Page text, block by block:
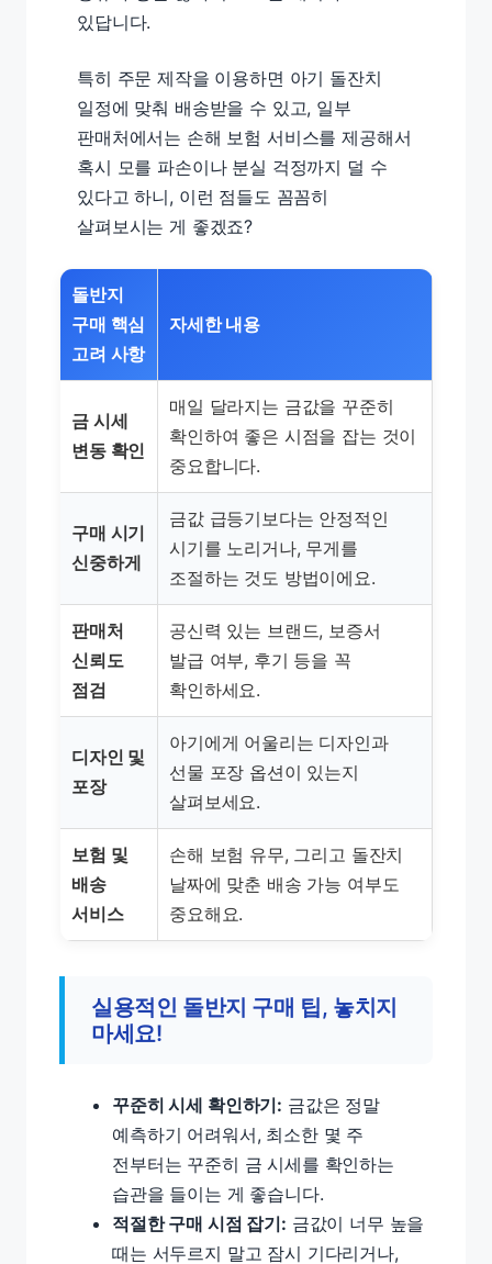
있답니다.
특히 주문 제작을 이용하면 아기 돌잔치
일정에 맞춰 배송받을 수 있고, 일부
판매처에서는 손해 보험 서비스를 제공해서
혹시 모를 파손이나 분실 걱정까지 덜 수
있다고 하니, 이런 점들도 꼼꼼히
살펴보시는 게 좋겠죠?
돌반지
구매 핵심
고려 사항
자세한 내용
금 시세
변동 확인
매일 달라지는 금값을 꾸준히
확인하여 좋은 시점을 잡는 것이
중요합니다.
구매 시기
신중하게
금값 급등기보다는 안정적인
시기를 노리거나, 무게를
조절하는 것도 방법이에요.
판매처
신뢰도
점검
공신력 있는 브랜드, 보증서
발급 여부, 후기 등을 꼭
확인하세요.
디자인 및
포장
아기에게 어울리는 디자인과
선물 포장 옵션이 있는지
살펴보세요.
보험 및
배송
서비스
손해 보험 유무, 그리고 돌잔치
날짜에 맞춘 배송 가능 여부도
중요해요.
실용적인 돌반지 구매 팁, 놓치지
마세요!
꾸준히 시세 확인하기: 금값은 정말
예측하기 어려워서, 최소한 몇 주
전부터는 꾸준히 금 시세를 확인하는
습관을 들이는 게 좋습니다.
적절한 구매 시점 잡기: 금값이 너무 높을
때는 서두르지 말고 잠시 기다리거나,